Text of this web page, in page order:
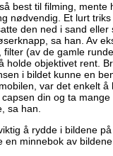
best til filming,
nødvendig. Et lurt
den ned i sand
sa han. Av
filter (av de gamle
holde objektivet rent.
i bildet kunne en
var det enkelt
din og ta
sa han.
å rydde i bildene
en minnebok av